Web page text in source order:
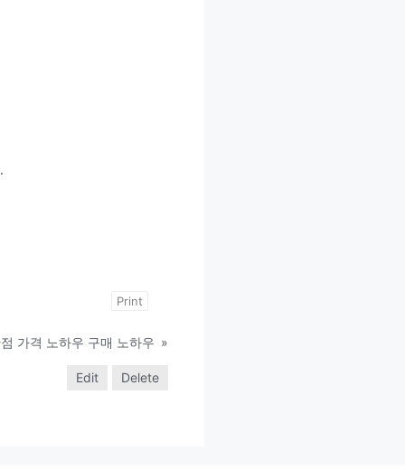
Print
가격 노하우 구매 노하우 »
Edit Delete